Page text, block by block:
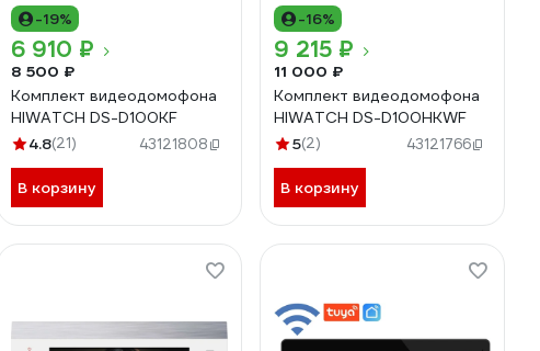
-19%
6 910 ₽
8 500 ₽
Комплект видеодомофона
HIWATCH DS-D100KF
4.8(21) 43121808
В корзину
-16%
9 215 ₽
11 000 ₽
Комплект видеодомофона
HIWATCH DS-D100HKWF
5(2) 43121766
В корзину